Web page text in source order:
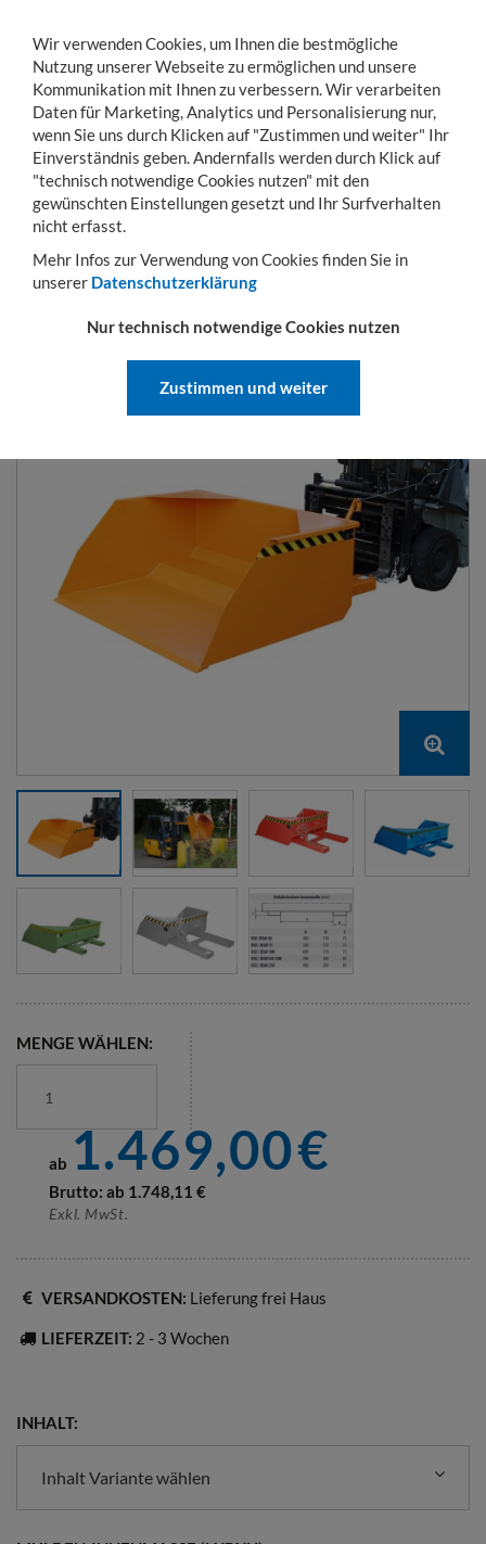
Toggle
navigation
MENÜ KONTO WARENKORB
Sie sind hier: Hubgeräte Staplerschaufeln
SCHAUFEL TYP BSE
MENGE WÄHLEN:
ab 1.469,00€
Brutto: ab 1.748,11 €
Exkl. MwSt.
VERSANDKOSTEN: Lieferung frei Haus
LIEFERZEIT: 2 - 3 Wochen
INHALT:
Inhalt Variante wählen
Wir verwenden Cookies, um Ihnen die bestmögliche
Nutzung unserer Webseite zu ermöglichen und unsere
Kommunikation mit Ihnen zu verbessern. Wir verarbeiten
Daten für Marketing, Analytics und Personalisierung nur,
wenn Sie uns durch Klicken auf "Zustimmen und weiter" Ihr
Einverständnis geben. Andernfalls werden durch Klick auf
"technisch notwendige Cookies nutzen" mit den
gewünschten Einstellungen gesetzt und Ihr Surfverhalten
nicht erfasst.
Mehr Infos zur Verwendung von Cookies finden Sie in
unserer Datenschutzerklärung
Nur technisch notwendige Cookies nutzen
Zustimmen und weiter